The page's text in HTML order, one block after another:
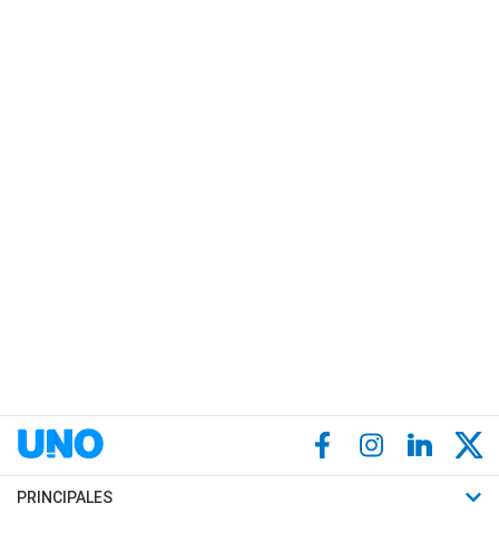
PRINCIPALES